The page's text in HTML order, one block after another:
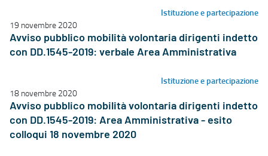
Istituzione e partecipazione
19 novembre 2020
Avviso pubblico mobilità volontaria dirigenti indetto
con DD.1545-2019: verbale Area Amministrativa
Istituzione e partecipazione
18 novembre 2020
Avviso pubblico mobilità volontaria dirigenti indetto
con DD.1545-2019: Area Amministrativa - esito
colloqui 18 novembre 2020